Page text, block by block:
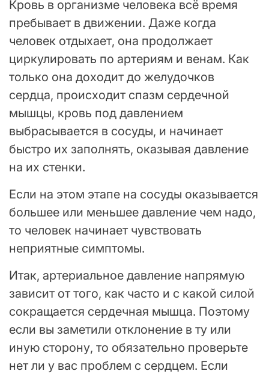
Кровь в организме человека всё время
пребывает в движении. Даже когда
человек отдыхает, она продолжает
циркулировать по артериям и венам. Как
только она доходит до желудочков
сердца, происходит спазм сердечной
мышцы, кровь под давлением
выбрасывается в сосуды, и начинает
быстро их заполнять, оказывая давление
на их стенки.
Если на этом этапе на сосуды оказывается
большее или меньшее давление чем надо,
то человек начинает чувствовать
неприятные симптомы.
Итак, артериальное давление напрямую
зависит от того, как часто и с какой силой
сокращается сердечная мышца. Поэтому
если вы заметили отклонение в ту или
иную сторону, то обязательно проверьте
нет ли у вас проблем с сердцем. Если